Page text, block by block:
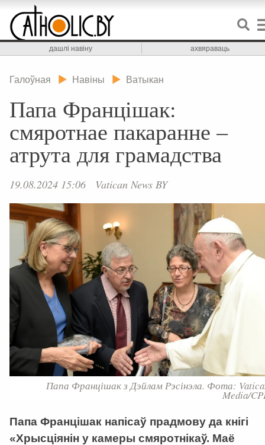
дашлі навіну ахвяраваць
Галоўная Навіны Ватыкан
Папа Францішак:
смяротнае пакаранне –
атрута для грамадства
19.08.2024 15:06 Vatican News BY
Папа Францішак з Дэйлам Рэсінэла. Фота:
Media/
Папа Францішак напісаў прадмову да кнігі
«Хрысціянін у камеры смяротнікаў. Маё